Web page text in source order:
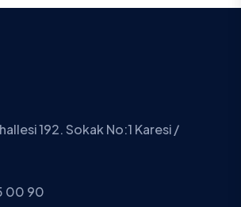
192. Sokak No:1 Karesi /
00 90